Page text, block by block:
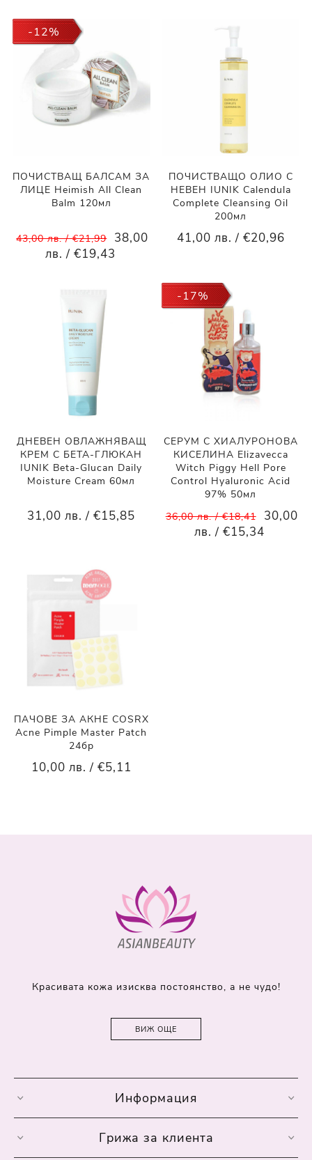
-12%
ПОЧИСТВАЩ БАЛСАМ ЗА
ЛИЦЕ Heimish All Clean
Balm 120мл
43,00 лв. / €21,99
38,00
лв. / €19,43
ПОЧИСТВАЩО ОЛИО С
НЕВЕН IUNIK Calendula
Complete Cleansing Oil
200мл
41,00 лв. / €20,96
ДНЕВЕН ОВЛАЖНЯВАЩ
КРЕМ С БЕТА-ГЛЮКАН
IUNIK Beta-Glucan Daily
Moisture Cream 60мл
31,00 лв. / €15,85
-17%
СЕРУМ С ХИАЛУРОНОВА
КИСЕЛИНА Elizavecca
Witch Piggy Hell Pore
Control Hyaluronic Acid
97% 50мл
36,00 лв. / €18,41
30,00
лв. / €15,34
ПАЧОВЕ ЗА АКНЕ COSRX
Acne Pimple Master Patch
24бр
10,00 лв. / €5,11
Красивата кожа изисква постоянство, а не чудо!
ВИЖ ОЩЕ
Информация
Грижа за клиента